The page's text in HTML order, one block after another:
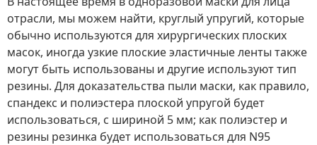
отрасли, мы можем найти, круглый упругий, которые
обычно используются для хирургических плоских
масок, иногда узкие плоские эластичные ленты также
могут быть использованы и другие используют тип
резины. Для доказательства пыли маски, как правило,
спандекс и полиэстера плоской упругой будет
использоваться, с шириной 5 мм; как полиэстер и
резины резинка будет использоваться для N95